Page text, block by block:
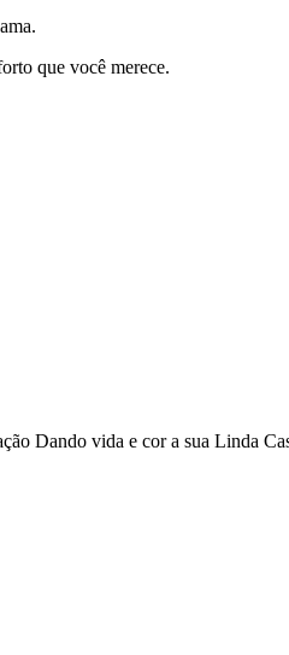
que você merece.
Dando vida e cor a sua Linda